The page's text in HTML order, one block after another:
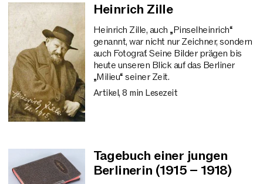
Heinrich Zille
Heinrich Zille, auch „Pinselheinrich“
genannt, war nicht nur Zeichner, sondern
auch Fotograf. Seine Bilder prägen bis
heute unseren Blick auf das Berliner
„Milieu“ seiner Zeit.
Artikel, 8 min Lesezeit
Tagebuch einer jungen
Berlinerin (1915 – 1918)